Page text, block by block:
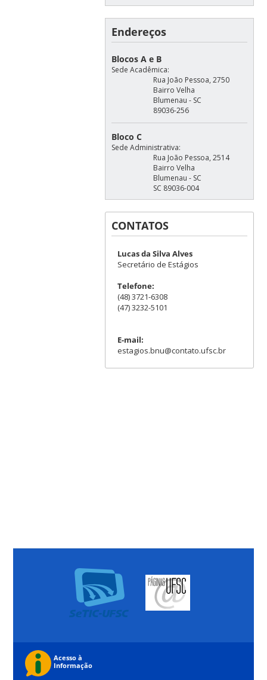
Endereços
Blocos A e B
Sede Acadêmica:
Rua João Pessoa, 2750
Bairro Velha
Blumenau - SC
89036-256
Bloco C
Sede Administrativa:
Rua João Pessoa, 2514
Bairro Velha
Blumenau - SC
SC 89036-004
CONTATOS
Lucas da Silva Alves
Secretário de Estágios
Telefone:
(48) 3721-6308
(47) 3232-5101
E-mail:
estagios.bnu@contato.ufsc.br